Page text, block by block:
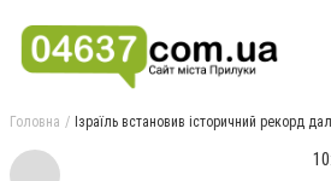
Головна Ізраїль встановив історичний рекорд